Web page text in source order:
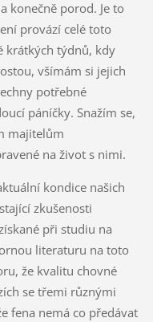
konečně porod. Je to
provází celé toto
krátkých týdnů, kdy
všímám si jejich
potřebné
páníčky. Snažím se,
majitelům
na život s nimi.
kondice našich
zkušenosti
při studiu na
literaturu na toto
že kvalitu chovné
se třemi různými
fena nemá co předávat